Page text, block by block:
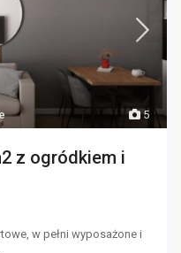
5
z ogródkiem i
w pełni wyposażone i